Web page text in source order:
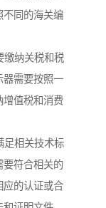
不同的海关编
缴纳关税和税
器需要按照一
增值税和消费
足相关技术标
要符合相关的
应的认证或合